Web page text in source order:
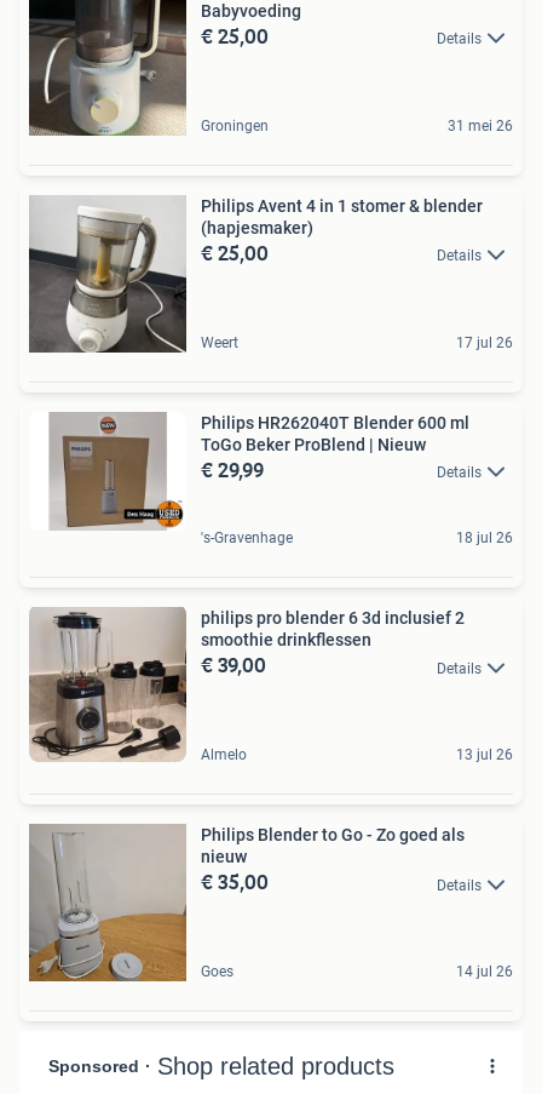
Babyvoeding
€ 25,00 Details
Groningen 31 mei 26
Philips Avent 4 in 1 stomer & blender
(hapjesmaker)
€ 25,00 Details
Weert 17 jul 26
Philips HR262040T Blender 600 ml
ToGo Beker ProBlend | Nieuw
€ 29,99 Details
's-Gravenhage 18 jul 26
philips pro blender 6 3d inclusief 2
smoothie drinkflessen
€ 39,00 Details
Almelo 13 jul 26
Philips Blender to Go - Zo goed als
nieuw
€ 35,00 Details
Goes 14 jul 26